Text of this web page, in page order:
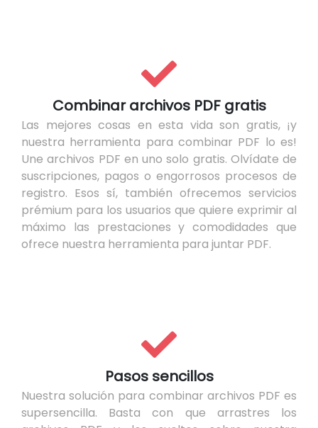
Combinar archivos PDF gratis
Las mejores cosas en esta vida son gratis, ¡y
nuestra herramienta para combinar PDF lo es!
Une archivos PDF en uno solo gratis. Olvídate de
suscripciones, pagos o engorrosos procesos de
registro. Esos sí, también ofrecemos servicios
prémium para los usuarios que quiere exprimir al
máximo las prestaciones y comodidades que
ofrece nuestra herramienta para juntar PDF.
Pasos sencillos
Nuestra solución para combinar archivos PDF es
supersencilla. Basta con que arrastres los